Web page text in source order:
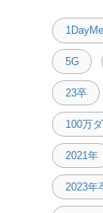
5G
23卒
100万
2021年
2023年